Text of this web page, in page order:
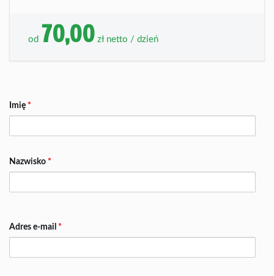
od 70,00 zł netto / dzień
Imię *
Nazwisko *
Adres e-mail *